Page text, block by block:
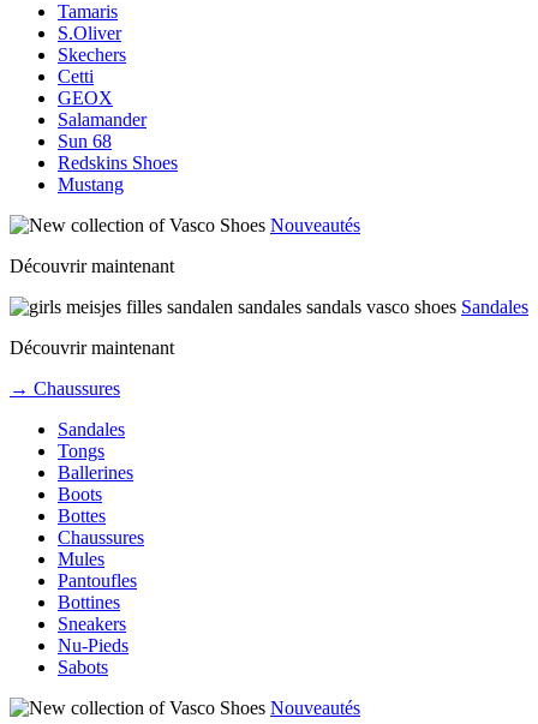
Tamaris
S.Oliver
Skechers
Cetti
GEOX
Salamander
Sun 68
Redskins Shoes
Mustang
Nouveautés
Découvrir maintenant
Sandales
Découvrir maintenant
→ Chaussures
Sandales
Tongs
Ballerines
Boots
Bottes
Chaussures
Mules
Pantoufles
Bottines
Sneakers
Nu-Pieds
Sabots
Nouveautés